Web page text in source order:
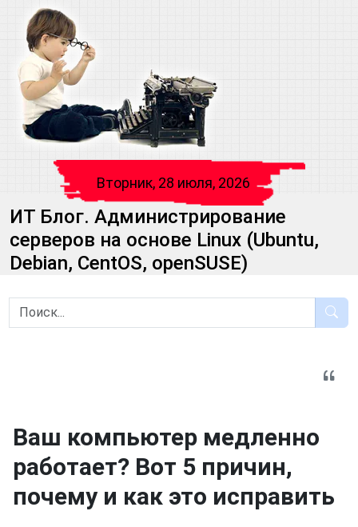
Вторник, 28 июля, 2026
ИТ Блог. Администрирование
серверов на основе Linux (Ubuntu,
Debian, CentOS, openSUSE)
Ваш компьютер медленно
работает? Вот 5 причин,
почему и как это исправить